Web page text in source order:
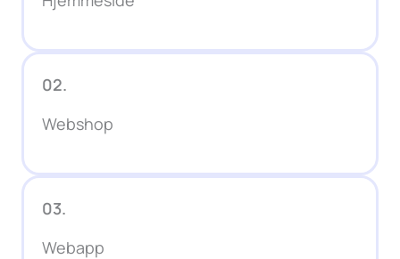
02.
Webshop
03.
Webapp